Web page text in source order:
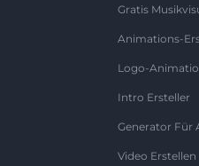
Gratis
Animations-
Logo-
Intro Ersteller
Generator Für
Video Erstellen